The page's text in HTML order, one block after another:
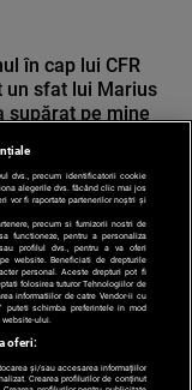
în cap lui CFR
un sfat lui Marius
supărat pe mine
dvs., precum identificatorii cookie
alegerile dvs. făcând clic mai jos
vor fi raportate partenerilor noștri și
precum si furnizorii nostri de
functioneze, pentru a personaliza
profilul dvs., pentru a va oferi
website. Beneficiati de drepturile
personal. Aceste drepturi pot fi
folosirea tuturor Tehnologiilor de
informatiilor de catre Vendor-ii cu
puteti schimba preferintele in mod
ului.
oferi:
și/sau accesarea informațiilor
Crearea profilurilor de conținut